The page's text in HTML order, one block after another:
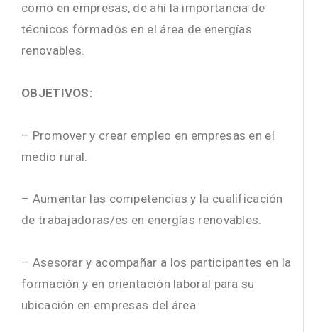
como en empresas, de ahí la importancia de
técnicos formados en el área de energías
renovables.
OBJETIVOS:
– Promover y crear empleo en empresas en el
medio rural.
– Aumentar las competencias y la cualificación
de trabajadoras/es en energías renovables.
– Asesorar y acompañar a los participantes en la
formación y en orientación laboral para su
ubicación en empresas del área.